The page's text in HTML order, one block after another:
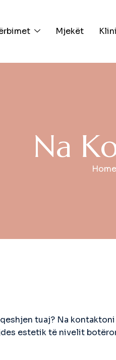
Mjekët
Na K
Home
tuaj? Na kontaktoni
estetik të nivelit